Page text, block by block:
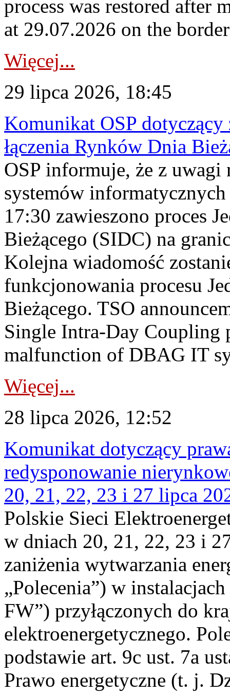
process was restored after
at 29.07.2026 on the
Więcej...
29 lipca 2026, 18:45
Komunikat OSP dotyczący
łączenia Rynków Dnia
OSP informuje, że z uwagi
systemów
17:30 zawieszono proces
Bieżącego (SIDC) na
Kolejna wiadomość
funkcjonowania procesu
Bieżącego. TSO
Single Intra-Day Coupling
malfunction of DBAG IT
Więcej...
28 lipca 2026, 12:52
Komunikat dotyczący
redysponowanie
20, 21, 22, 23 i 27 lipca
Polskie Sieci
w dniach 20, 21, 22, 23 i
zaniżenia wytwarzania
„Polecenia”) w
FW”) przyłączonych do
elektroenergetycznego.
podstawie art. 9c ust. 7a
Prawo energetyczne (t. j.